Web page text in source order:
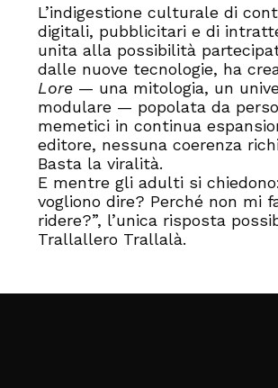
L’indigestione culturale di
digitali, pubblicitari e di
unita alla possibilità
dalle nuove tecnologie, ha
Lore— una mitologia, un
modulare — popolata da
memetici in continua
editore, nessuna coerenza
Basta la viralità.
E mentre gli adulti si
vogliono dire? Perché non mi
ridere?”, l’unica risposta
Trallallero Trallalà.